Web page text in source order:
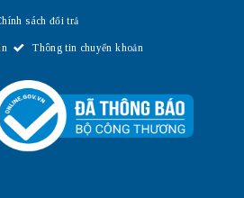
sách đổi trả
Thông tin chuyển khoản